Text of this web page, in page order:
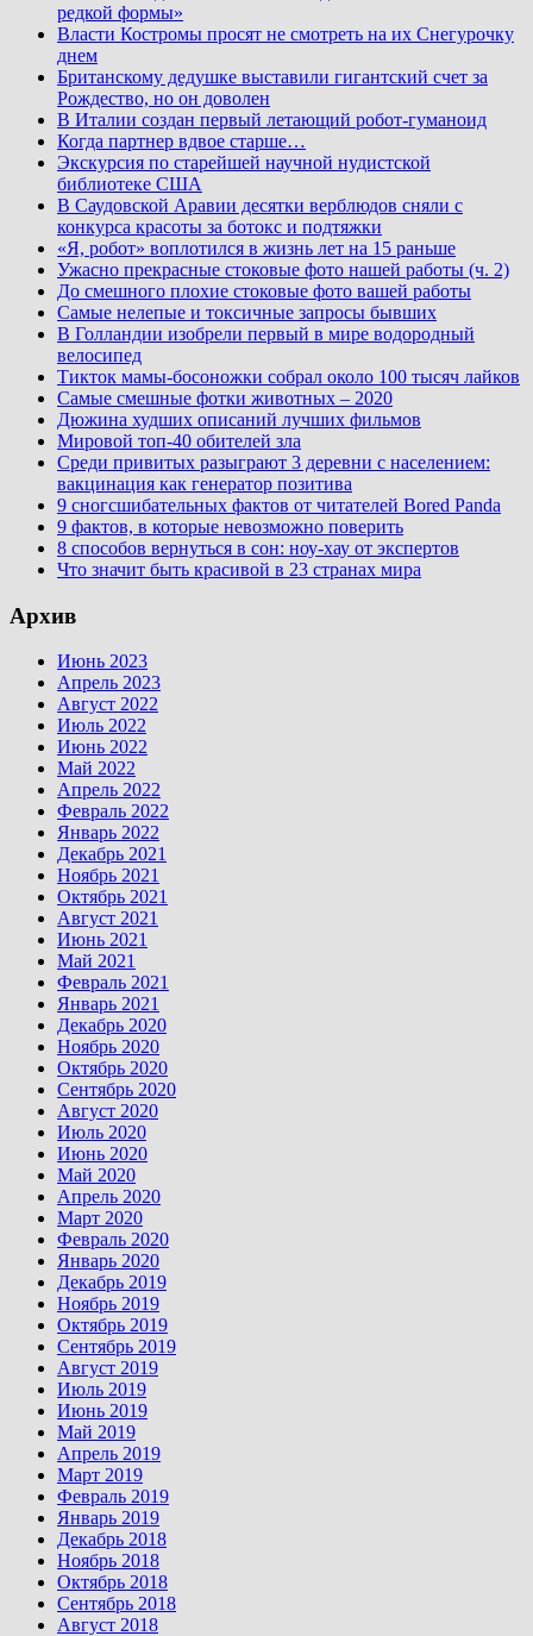
редкой формы»
Власти Костромы просят не смотреть на их Снегурочку
днем
Британскому дедушке выставили гигантский счет за
Рождество, но он доволен
В Италии создан первый летающий робот-гуманоид
Когда партнер вдвое старше…
Экскурсия по старейшей научной нудистской
библиотеке США
В Саудовской Аравии десятки верблюдов сняли с
конкурса красоты за ботокс и подтяжки
«Я, робот» воплотился в жизнь лет на 15 раньше
Ужасно прекрасные стоковые фото нашей работы (ч. 2)
До смешного плохие стоковые фото вашей работы
Самые нелепые и токсичные запросы бывших
В Голландии изобрели первый в мире водородный
велосипед
Тикток мамы-босоножки собрал около 100 тысяч лайков
Самые смешные фотки животных – 2020
Дюжина худших описаний лучших фильмов
Мировой топ-40 обителей зла
Среди привитых разыграют 3 деревни с населением:
вакцинация как генератор позитива
9 сногсшибательных фактов от читателей Bored Panda
9 фактов, в которые невозможно поверить
8 способов вернуться в сон: ноу-хау от экспертов
Что значит быть красивой в 23 странах мира
Архив
Июнь 2023
Апрель 2023
Август 2022
Июль 2022
Июнь 2022
Май 2022
Апрель 2022
Февраль 2022
Январь 2022
Декабрь 2021
Ноябрь 2021
Октябрь 2021
Август 2021
Июнь 2021
Май 2021
Февраль 2021
Январь 2021
Декабрь 2020
Ноябрь 2020
Октябрь 2020
Сентябрь 2020
Август 2020
Июль 2020
Июнь 2020
Май 2020
Апрель 2020
Март 2020
Февраль 2020
Январь 2020
Декабрь 2019
Ноябрь 2019
Октябрь 2019
Сентябрь 2019
Август 2019
Июль 2019
Июнь 2019
Май 2019
Апрель 2019
Март 2019
Февраль 2019
Январь 2019
Декабрь 2018
Ноябрь 2018
Октябрь 2018
Сентябрь 2018
Август 2018